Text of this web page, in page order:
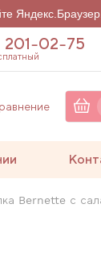
Яндекс.Браузер.
02-75
Bernette с